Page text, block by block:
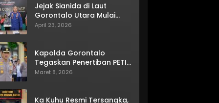
Jejak Sianida di Laut
Gorontalo Utara Mulai
Terkuak
April 23, 2026
Kapolda Gorontalo
Tegaskan Penertiban PETI
Terus Berjalan
Maret 8, 2026
Ka Kuhu Resmi Tersangka,